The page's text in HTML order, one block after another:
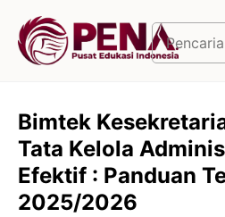
Cari
Bimtek
Tata Kelola
Efektif : Panduan
2025/2026